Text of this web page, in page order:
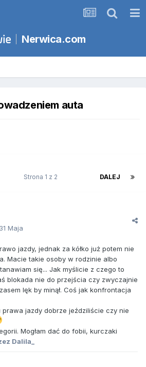
Nerwica.com
auta
DALEJ
Strona 1 z 2
31 Maja
jazdy, jednak za kółko już potem nie
Macie takie osoby w rodzinie albo
się... Jak myślicie z czego to
blokada nie do przejścia czy zwyczajnie
lęk by minął. Coś jak konfrontacja
jazdy dobrze jeździliście czy nie
Mogłam dać do fobii, kurczaki
Dalila_